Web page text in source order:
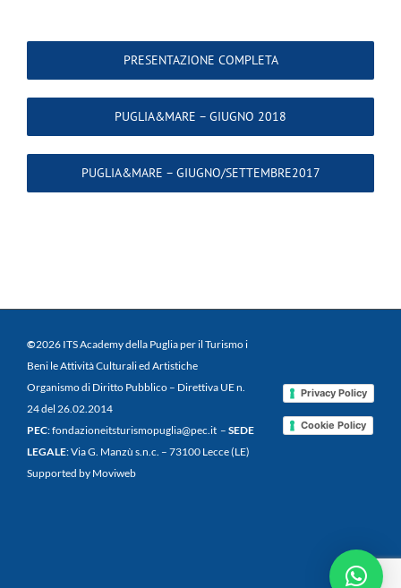
PRESENTAZIONE COMPLETA
PUGLIA&MARE – GIUGNO 2018
PUGLIA&MARE – GIUGNO/SETTEMBRE2017
©2026 ITS Academy della Puglia per il Turismo i
Beni le Attività Culturali ed Artistiche
Organismo di Diritto Pubblico – Direttiva UE n.
24 del 26.02.2014
PEC: fondazioneitsturismopuglia@pec.it – SEDE
LEGALE: Via G. Manzù s.n.c. – 73100 Lecce (LE)
Supported by Moviweb
Privacy Policy
Cookie Policy